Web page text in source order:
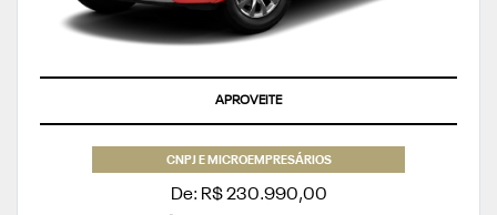
TAXA ZERO
CNPJ E MICROEMPRESÁRIOS
De: R$ 230.990,00